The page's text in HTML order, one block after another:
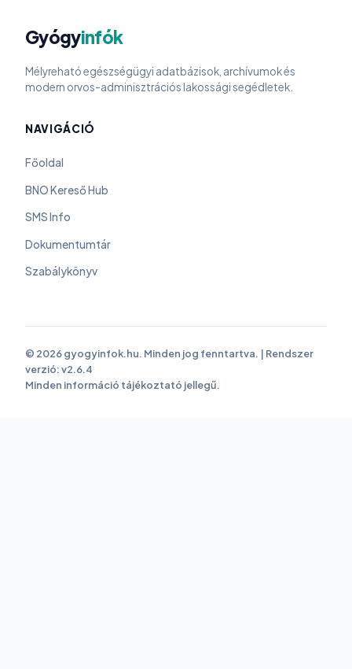
Gyógyinfók
Mélyreható egészségügyi adatbázisok, archívumok és
modern orvos-adminisztrációs lakossági segédletek.
NAVIGÁCIÓ
Főoldal
BNO Kereső Hub
SMS Info
Dokumentumtár
Szabálykönyv
© 2026 gyogyinfok.hu. Minden jog fenntartva. | Rendszer
verzió: v2.6.4
Minden információ tájékoztató jellegű.